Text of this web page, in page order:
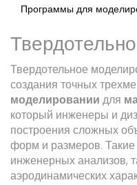
Программы для
Твердотельное
создания точных
моделировании для
который инженеры и
построения сложных
форм и размеров.
инженерных анализов,
аэродинамических